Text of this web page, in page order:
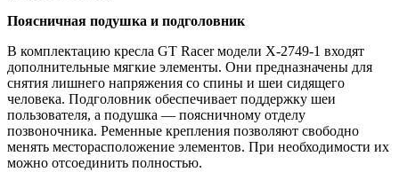
Поясничная подушка и подголовник
В комплектацию кресла GT Racer модели X-2749-1 входят
дополнительные мягкие элементы. Они предназначены для
снятия лишнего напряжения со спины и шеи сидящего
человека. Подголовник обеспечивает поддержку шеи
пользователя, а подушка — поясничному отделу
позвоночника. Ременные крепления позволяют свободно
менять месторасположение элементов. При необходимости их
можно отсоединить полностью.